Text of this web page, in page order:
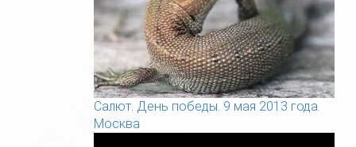
Салют. День победы. 9 мая 2013 года.
Москва